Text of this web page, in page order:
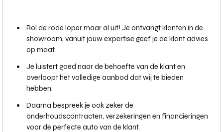
Rol de rode loper maar al uit! Je ontvangt klanten in de
showroom, vanuit jouw expertise geef je de klant advies
op maat.
Je luistert goed naar de behoefte van de klant en
overloopt het volledige aanbod dat wij te bieden
hebben.
Daarna bespreek je ook zeker de
onderhoudscontracten, verzekeringen en financieringen
voor de perfecte auto van de klant.